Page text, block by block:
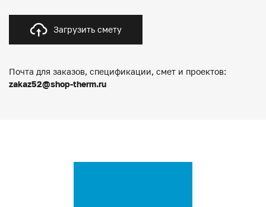
Загрузить смету
Почта для заказов, спецификации, смет и проектов:
zakaz52@shop-therm.ru